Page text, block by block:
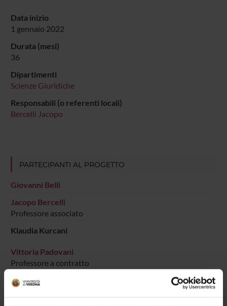
Data inizio
1 gennaio 2022
Durata (mesi)
36
Dipartimenti
Scienze Giuridiche
Responsabili (o referenti locali)
Bercelli Jacopo
PARTECIPANTI AL PROGETTO
Giovanni Belli
Jacopo Bercelli
Professore associato
Klaudia Kurcani
Vittoria Padovani
Professore a contratto
Matteo Pressi